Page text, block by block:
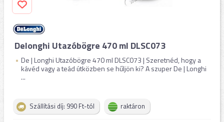
Delonghi Utazóbögre 470 ml DLSC073
De | Longhi Utazóbögre 470 ml DLSC073 | Szeretnéd, hogy a
kávéd vagy a teád útközben se hűljön ki? A szuper De | Longhi
...
Szállítási díj: 990 Ft-tól raktáron